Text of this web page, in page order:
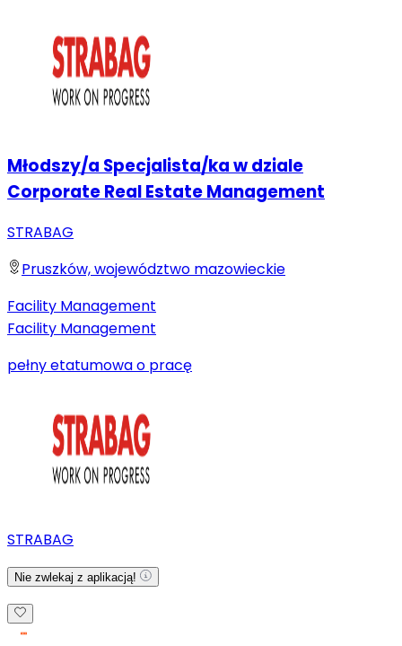
Młodszy/a Specjalista/ka w dziale
Corporate Real Estate Management
STRABAG
Pruszków, województwo mazowieckie
Facility Management
Facility Management
pełny etatumowa o pracę
STRABAG
Nie zwlekaj z aplikacją!